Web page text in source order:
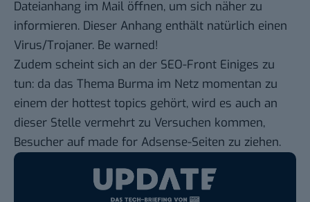
Dateianhang im Mail öffnen, um sich näher zu
informieren. Dieser Anhang enthält natürlich einen
Virus/Trojaner. Be warned!
Zudem scheint sich an der SEO-Front Einiges zu
tun: da das Thema Burma im Netz momentan zu
einem der hottest topics gehört, wird es auch an
dieser Stelle vermehrt zu Versuchen kommen,
Besucher auf made for Adsense-Seiten zu ziehen.